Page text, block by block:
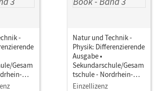
-
Gesam
3 •
Natur und Technik -
Physik: Differenzierende
Ausgabe •
Sekundarschule/Gesam
tschule - Nordrhein-
Westfalen · Band 3 •
Einzellizenz